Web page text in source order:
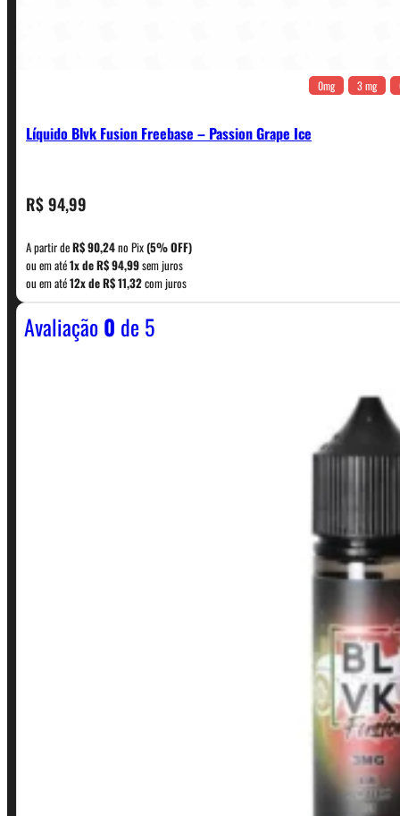
0mg 3 mg
Líquido Blvk Fusion Freebase – Passion Grape Ice
R$94,99
A partir deR$90,24no Pix(5% OFF)
ou em até1x deR$94,99sem juros
ou em até12x deR$11,32com juros
Avaliação0 de 5
CONTATO
WhatsApp: (11) 5229-0120
Horário: Política de Horario e Fretes